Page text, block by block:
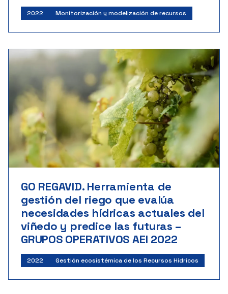
2022 Monitorización y modelización de recursos
GO REGAVID. Herramienta de
gestión del riego que evalúa
necesidades hídricas actuales del
viñedo y predice las futuras –
GRUPOS OPERATIVOS AEI 2022
2022 Gestión ecosistémica de los Recursos Hídricos